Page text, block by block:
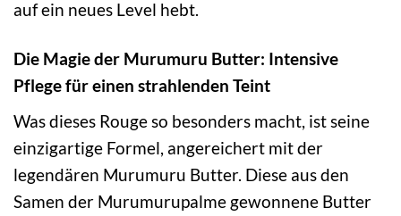
auf ein neues Level hebt.
Die Magie der Murumuru Butter: Intensive
Pflege für einen strahlenden Teint
Was dieses Rouge so besonders macht, ist seine
einzigartige Formel, angereichert mit der
legendären Murumuru Butter. Diese aus den
Samen der Murumurupalme gewonnene Butter